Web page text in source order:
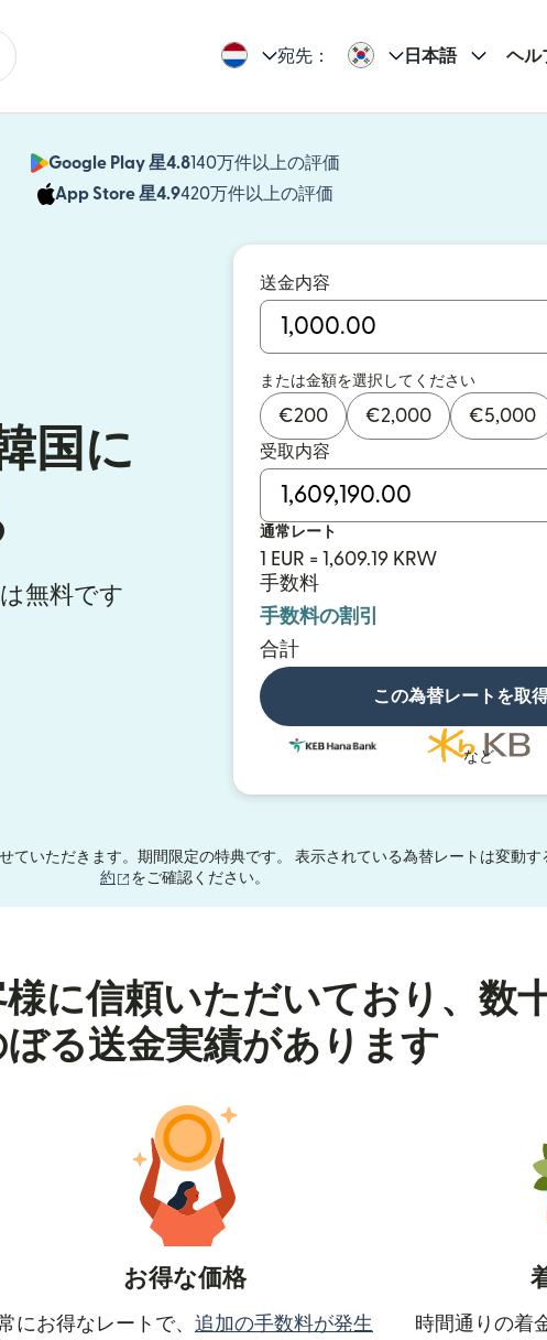
宛先： 日本語 ヘル
Google Play 星4.8140万件以上の評価
（別ウィンドウで開きます
App Store 星4.9420万件以上の評価
（別ウィンドウで開きます
国に
無料です
送金内容
または金額を選択してください
€200 €2,000 €5,000
受取内容
通常レート
1 EUR = 1,609.19 KRW
手数料
手数料の割引
合計
この為替レートを取
など
ていただきます。期間限定の特典です。 表示されている為替レートは変動
約
（別ウィンドウで開きます）
をご確認ください。
に信頼いただいており、数
ぼる送金実績があります
お得な価格
にお得なレートで、 追加の手数料が発生
時間通りの着